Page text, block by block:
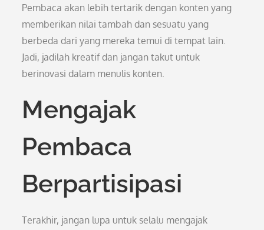
Pembaca akan lebih tertarik dengan konten yang
memberikan nilai tambah dan sesuatu yang
berbeda dari yang mereka temui di tempat lain.
Jadi, jadilah kreatif dan jangan takut untuk
berinovasi dalam menulis konten.
Mengajak
Pembaca
Berpartisipasi
Terakhir, jangan lupa untuk selalu mengajak